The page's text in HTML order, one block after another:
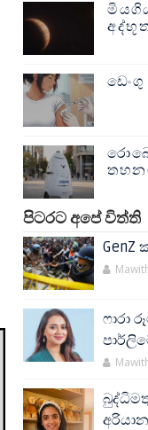
අද්භූත
පිටරට අපේ විත්ති
ෆාරා